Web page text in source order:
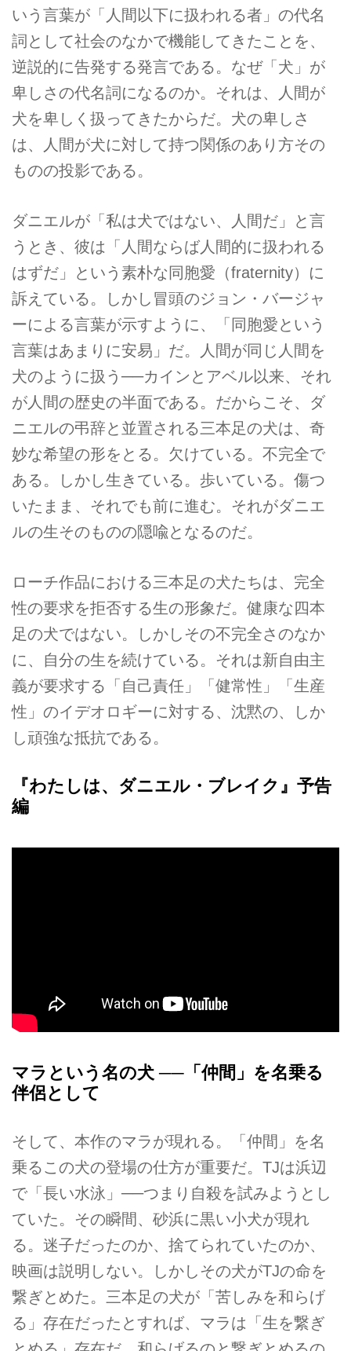
いう言葉が「人間以下に扱われる者」の代名
詞として社会のなかで機能してきたことを、
逆説的に告発する発言である。なぜ「犬」が
卑しさの代名詞になるのか。それは、人間が
犬を卑しく扱ってきたからだ。犬の卑しさ
は、人間が犬に対して持つ関係のあり方その
ものの投影である。
ダニエルが「私は犬ではない、人間だ」と言
うとき、彼は「人間ならば人間的に扱われる
はずだ」という素朴な同胞愛（fraternity）に
訴えている。しかし冒頭のジョン・バージャ
ーによる言葉が示すように、「同胞愛という
言葉はあまりに安易」だ。人間が同じ人間を
犬のように扱う──カインとアベル以来、それ
が人間の歴史の半面である。だからこそ、ダ
ニエルの弔辞と並置される三本足の犬は、奇
妙な希望の形をとる。欠けている。不完全で
ある。しかし生きている。歩いている。傷つ
いたまま、それでも前に進む。それがダニエ
ルの生そのものの隠喩となるのだ。
ローチ作品における三本足の犬たちは、完全
性の要求を拒否する生の形象だ。健康な四本
足の犬ではない。しかしその不完全さのなか
に、自分の生を続けている。それは新自由主
義が要求する「自己責任」「健常性」「生産
性」のイデオロギーに対する、沈黙の、しか
し頑強な抵抗である。
『わたしは、ダニエル・ブレイク』予告
編
マラという名の犬 ──「仲間」を名乗る
伴侶として
そして、本作のマラが現れる。「仲間」を名
乗るこの犬の登場の仕方が重要だ。TJは浜辺
で「長い水泳」──つまり自殺を試みようとし
ていた。その瞬間、砂浜に黒い小犬が現れ
る。迷子だったのか、捨てられていたのか、
映画は説明しない。しかしその犬がTJの命を
繋ぎとめた。三本足の犬が「苦しみを和らげ
る」存在だったとすれば、マラは「生を繋ぎ